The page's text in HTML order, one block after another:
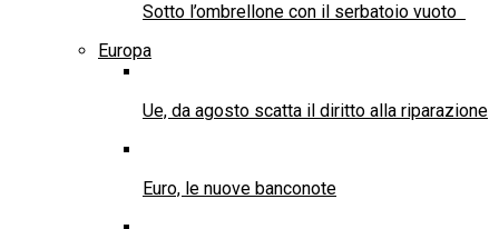
Sotto l’ombrellone con il serbatoio vuoto
Europa
Ue, da agosto scatta il diritto alla riparazione
Euro, le nuove banconote